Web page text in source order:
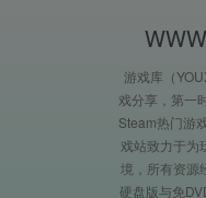
游戏库（
戏分享，第一
Steam热门游
戏站致力于为
境，所有资源
硬盘版与免